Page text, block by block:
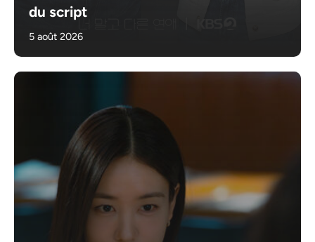
du script
5 août 2026